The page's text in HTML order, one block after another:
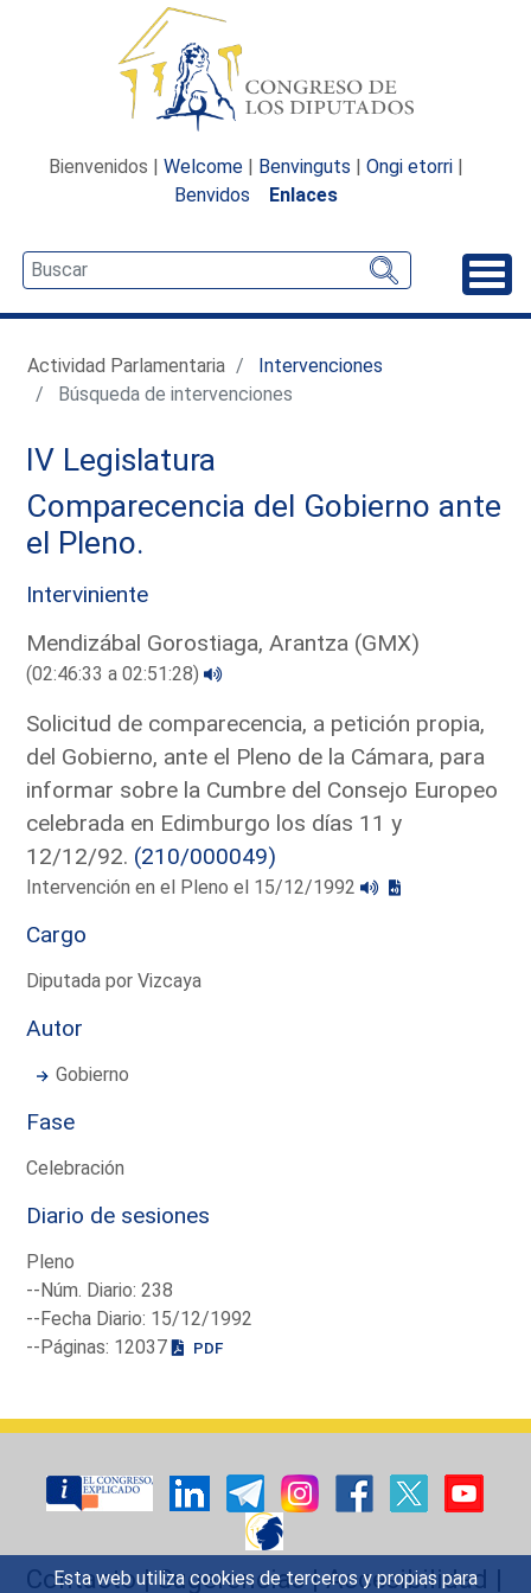
Esta web utiliza cookies de terceros y propias para
Bienvenidos | Welcome | Benvinguts | Ongi etorri |
Benvidos
Enlaces
Actividad Parlamentaria
Intervenciones
Búsqueda de intervenciones
IV Legislatura
Comparecencia del Gobierno ante
el Pleno.
Interviniente
Mendizábal Gorostiaga, Arantza (GMX)
(02:46:33 a 02:51:28)
Solicitud de comparecencia, a petición propia,
del Gobierno, ante el Pleno de la Cámara, para
informar sobre la Cumbre del Consejo Europeo
celebrada en Edimburgo los días 11 y
12/12/92. (210/000049)
Intervención en el Pleno el 15/12/1992
Cargo
Diputada por Vizcaya
Autor
Gobierno
Fase
Celebración
Diario de sesiones
Pleno
--Núm. Diario: 238
--Fecha Diario: 15/12/1992
--Páginas: 12037
PDF
Contacto|Sugerencias|Accesibilidad |